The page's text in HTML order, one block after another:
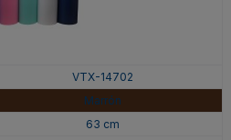
VTX-14702
Marrón
63 cm